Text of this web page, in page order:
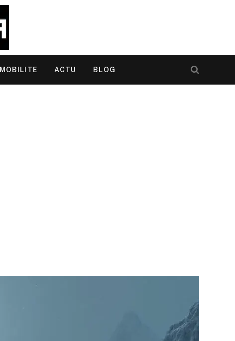
MOBILITE ACTU BLOG